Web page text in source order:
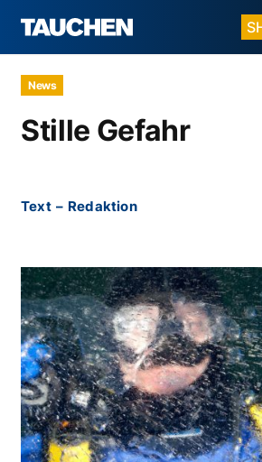
News
Stille Gefahr
Text – Redaktion